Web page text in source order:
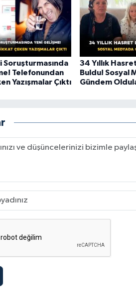
Soruşturmasında
Telefonundan
Yazışmalar Çıktı
34 Yıllık
Buldu! Sosyal
Gündem